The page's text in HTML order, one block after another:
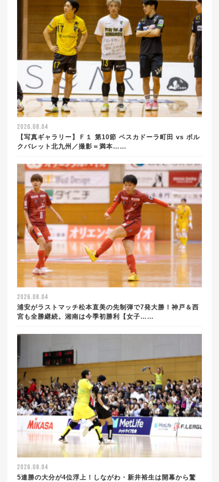
2026.08.04
【写真ギャラリー】Ｆ１ 第10節 ペスカドーラ町田 vs ボル
クバレット北九州／撮影＝満本……
2026.08.04
浦安がラストマッチ松本直美の先制弾で7発大勝！神戸＆西
宮も全勝継続。湘南は今季初勝利【女子……
2026.08.04
5連勝の大分が4位浮上！しながわ・新井裕生は開幕から驚